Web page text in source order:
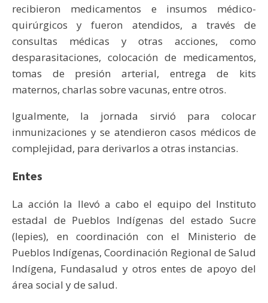
recibieron medicamentos e insumos médico-
quirúrgicos y fueron atendidos, a través de
consultas médicas y otras acciones, como
desparasitaciones, colocación de medicamentos,
tomas de presión arterial, entrega de kits
maternos, charlas sobre vacunas, entre otros.
Igualmente, la jornada sirvió para colocar
inmunizaciones y se atendieron casos médicos de
complejidad, para derivarlos a otras instancias.
Entes
La acción la llevó a cabo el equipo del Instituto
estadal de Pueblos Indígenas del estado Sucre
(Iepies), en coordinación con el Ministerio de
Pueblos Indígenas, Coordinación Regional de Salud
Indígena, Fundasalud y otros entes de apoyo del
área social y de salud.